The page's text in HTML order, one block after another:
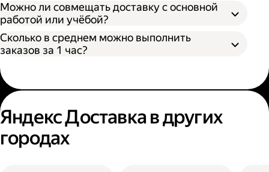
Можно ли совмещать доставку с основной
работой или учёбой?
Сколько в среднем можно выполнить
заказов за 1 час?
Яндекс Доставка в других
городах